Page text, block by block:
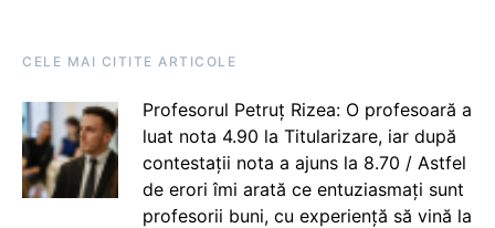
CELE MAI CITITE ARTICOLE
Profesorul Petruț Rizea: O profesoară a
luat nota 4.90 la Titularizare, iar după
contestații nota a ajuns la 8.70 / Astfel
de erori îmi arată ce entuziasmați sunt
profesorii buni, cu experiență să vină la